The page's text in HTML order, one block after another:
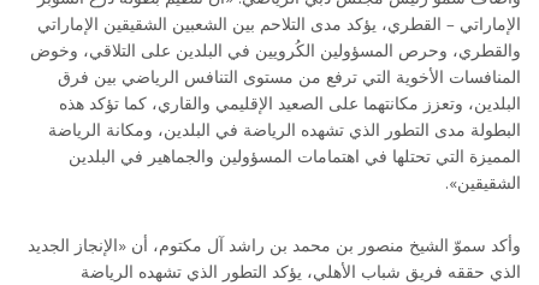
الإماراتي – القطري، يؤكد مدى التلاحم بين الشعبين الشقيقين الإماراتي
والقطري، وحرص المسؤولين الكُرويين في البلدين على التلاقي، وخوض
المنافسات الأخوية التي ترفع من مستوى التنافس الرياضي بين فرق
البلدين، وتعزز مكانتهما على الصعيد الإقليمي والقاري، كما تؤكد هذه
البطولة مدى التطور الذي تشهده الرياضة في البلدين، ومكانة الرياضة
المميزة التي تحتلها في اهتمامات المسؤولين والجماهير في البلدين
الشقيقين».
وأكد سموّ الشيخ منصور بن محمد بن راشد آل مكتوم، أن «الإنجاز الجديد
الذي حققه فريق شباب الأهلي، يؤكد التطور الذي تشهده الرياضة